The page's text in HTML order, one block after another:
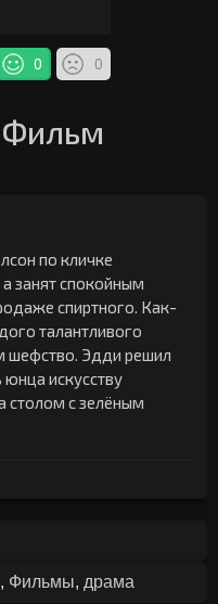
0 0
Фильм
по кличке
занят спокойным
спиртного. Как-
талантливого
шефство. Эдди решил
искусству
столом с зелёным
, Фильмы, драма